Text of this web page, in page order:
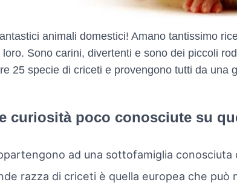
animali domestici! Amano tantissimo
Sono carini, divertenti e sono dei piccoli
25 specie di criceti e provengono tutti da una
curiosità poco conosciute su
ad una sottofamiglia conosciuta
razza di criceti è quella europea che